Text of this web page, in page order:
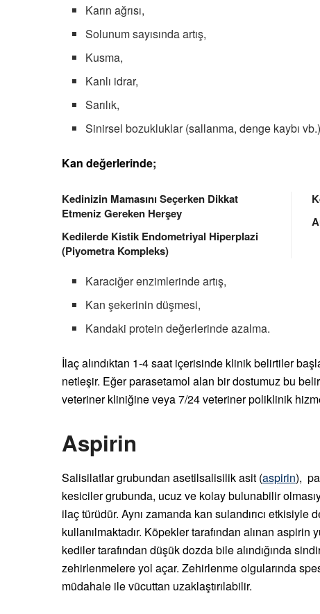
Karın ağrısı,
Solunum sayısında artış,
Kusma,
Kanlı idrar,
Sarılık,
Sinirsel bozukluklar (sallanma, denge kaybı vb.)
Kan değerlerinde;
Kedinizin Mamasını Seçerken Dikkat
Etmeniz Gereken Herşey
Kedilerde Kistik Endometriyal Hiperplazi
(Piyometra Kompleks)
Karaciğer enzimlerinde artış,
Kan şekerinin düşmesi,
Kandaki protein değerlerinde azalma.
İlaç alındıktan 1-4 saat içerisinde klinik belirtiler
netleşir. Eğer parasetamol alan bir dostumuz bu
veteriner kliniğine veya 7/24 veteriner poliklinik
Aspirin
Salisilatlar grubundan asetilsalisilik asit (aspirin),
kesiciler grubunda, ucuz ve kolay bulunabilir
ilaç türüdür. Aynı zamanda kan sulandırıcı etkisiyle
kullanılmaktadır. Köpekler tarafından alınan
kediler tarafından düşük dozda bile alındığında
zehirlenmelere yol açar. Zehirlenme olgularında
müdahale ile vücuttan uzaklaştırılabilir.